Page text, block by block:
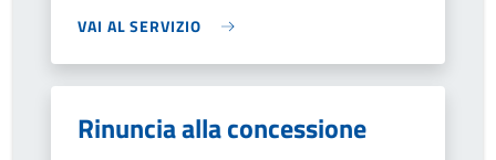
VAI AL SERVIZIO
Rinuncia alla concessione